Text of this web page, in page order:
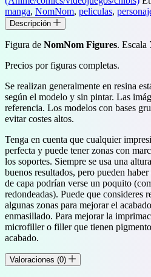
cantidad
manga, NomNom, peliculas,
Descripción
Figura de NomNom Figures. Escala
Precios por figuras completas.
Se realizan generalmente en resina
según el modelo y sin pintar. Las
referencia. Los modelos con bases
evitar costes altos.
Tenga en cuenta que cualquier
perfecta y puede tener zonas con
los soportes. Siempre se usa una
buenos resultados, pero pueden
de capa podrían verse un poquito
redondeadas). Puede que consideres
algunas zonas para mejorar el
enmasillado. Para mejorar la
microfiller o filler que tienen
acabado.
Valoraciones (0)